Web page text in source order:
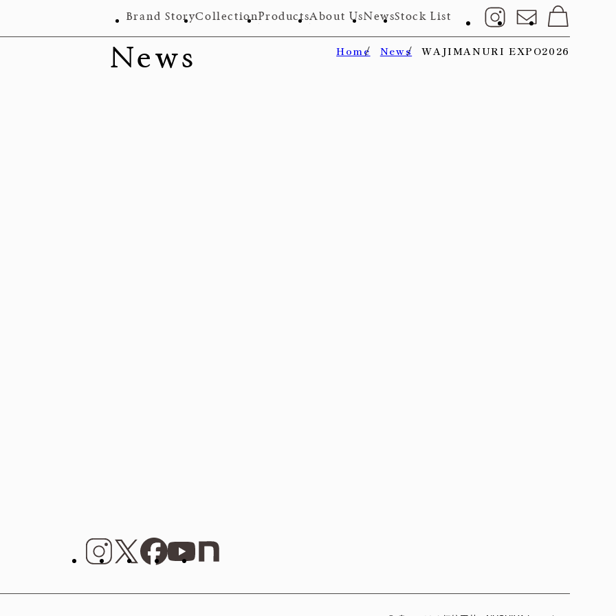
Brand StoryCollectionProductsAbout Us NewsStock List
Home News WAJIMANURI EXPO2026
News